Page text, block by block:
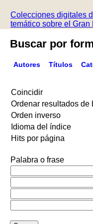
Colecciones digitales
temático sobre el Gran
Buscar por
Autores Títulos
Coincidir
Ordenar resultados de
Orden inverso
Idioma del índice
Hits por página
Palabra o frase